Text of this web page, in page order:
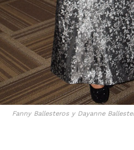
Fanny Ballesteros y Dayanne